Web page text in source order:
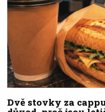
Dvě stovky za